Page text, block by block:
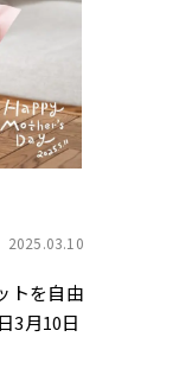
2025.03.10
トを自由
3月10日